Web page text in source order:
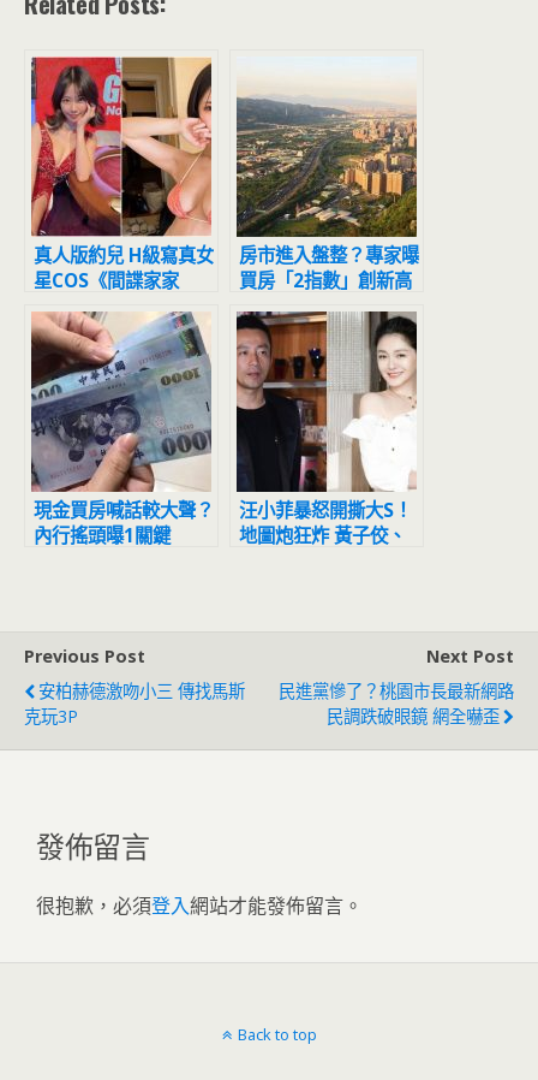
真人版約兒 H級寫真女
星COS《間諜家家
酒》洩渾圓曲線
房市進入盤整？專家曝
買房「2指數」創新高
現金買房喊話較大聲？
內行搖頭曝1關鍵
汪小菲暴怒開撕大S！
地圖炮狂炸 黃子佼、
Previous Post
安柏赫德激吻小三 傳找馬斯
克玩3P
Next Post
民進黨慘了？桃園市長最新網路
民調跌破眼鏡 網全嚇歪
發佈留言
很抱歉，必須登入網站才能發佈留言。
Back to top